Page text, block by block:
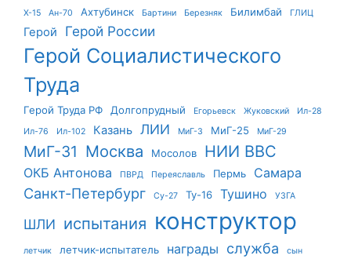
X-15 Ан-70 Ахтубинск Бартини Березняк Билимбай ГЛИЦ
Герой Герой России
Герой Социалистического
Труда
Герой Труда РФ Долгопрудный Егорьевск Жуковский
Ил-28
Ил-76
Ил-102 Казань ЛИИ МиГ-3 МиГ-25 МиГ-29
МиГ-31 Москва Мосолов НИИ ВВС
ОКБ Антонова ПВРД Переяславль Пермь Самара
Санкт-Петербург Су-27 Ту-16 Тушино УЗГА
ШЛИ испытания конструктор
летчик летчик-испытатель награды служба сын